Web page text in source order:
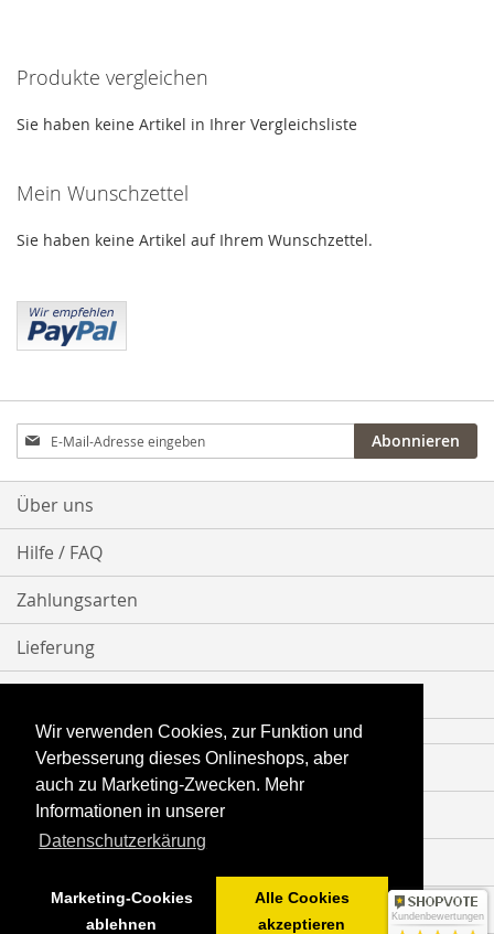
Wir verwenden Cookies, zur Funktion und
Verbesserung dieses Onlineshops, aber
auch zu Marketing-Zwecken. Mehr
Informationen in unserer
Datenschutzerkärung
Marketing-Cookies
ablehnen
Alle Cookies
akzeptieren
Produkte vergleichen
Sie haben keine Artikel in Ihrer Vergleichsliste
Mein Wunschzettel
Sie haben keine Artikel auf Ihrem Wunschzettel.
Anmeldung
zum
Newsletter:
Abonnieren
Über uns
Hilfe / FAQ
Zahlungsarten
Lieferung
Impressum
Datenschutz
Vertrag widerrufen
Kundenbewertungen